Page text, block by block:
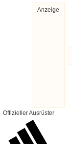
Anzeige
Offizieller Ausrüster